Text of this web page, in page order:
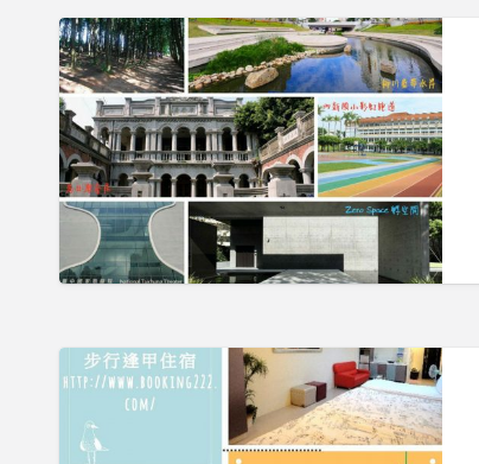
台
中
Booking
逢
甲
套
房
「Booking
逢
甲」
激
发
的
女
心
租
屋
也
能
租
到
棒
主
套
房
逢
2017
臺